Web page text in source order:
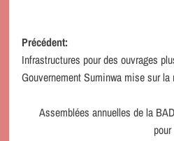
Navigation
d’article
Précédent:
Infrastructures pour des ouvrages
Gouvernement Suminwa mise sur
Assemblées annuelles de la